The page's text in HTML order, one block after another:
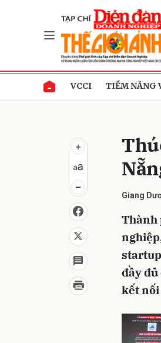
VCCI TIỀM NĂNG
Giang
Thành
đầy đủ
kết nối